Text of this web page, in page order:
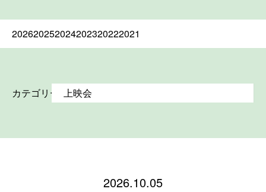
202620252024202320222021
カテゴリー
2026.10.05